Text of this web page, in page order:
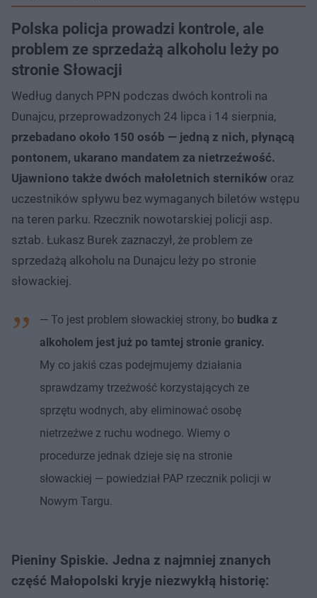
Polska policja prowadzi kontrole, ale
problem ze sprzedażą alkoholu leży po
stronie Słowacji
Według danych PPN podczas dwóch kontroli na
Dunajcu, przeprowadzonych 24 lipca i 14 sierpnia,
przebadano około 150 osób — jedną z nich, płynącą
pontonem, ukarano mandatem za nietrzeźwość.
Ujawniono także dwóch małoletnich sterników oraz
uczestników spływu bez wymaganych biletów wstępu
na teren parku. Rzecznik nowotarskiej policji asp.
sztab. Łukasz Burek zaznaczył, że problem ze
sprzedażą alkoholu na Dunajcu leży po stronie
słowackiej.
— To jest problem słowackiej strony, bo budka z
alkoholem jest już po tamtej stronie granicy.
My co jakiś czas podejmujemy działania
sprawdzamy trzeźwość korzystających ze
sprzętu wodnych, aby eliminować osobę
nietrzeźwe z ruchu wodnego. Wiemy o
procedurze jednak dzieje się na stronie
słowackiej — powiedział PAP rzecznik policji w
Nowym Targu.
Pieniny Spiskie. Jedna z najmniej znanych
część Małopolski kryje niezwykłą historię: